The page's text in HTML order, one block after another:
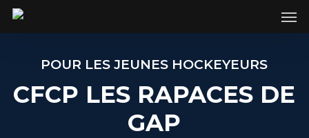
SKIP
CONTENTPOUR LES JEUNES HOCKEYEURS
CFCP LES RAPACES DE
GAP